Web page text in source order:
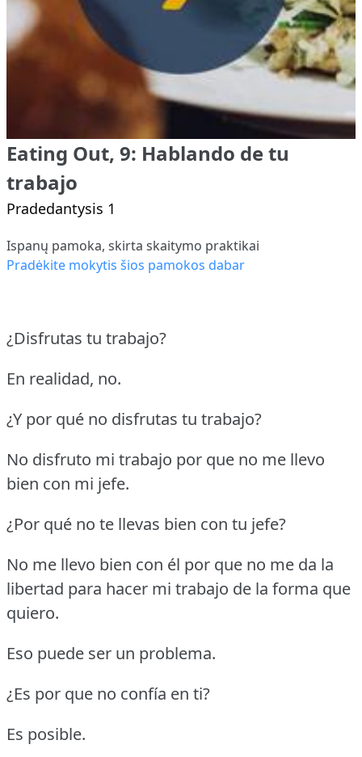
Eating Out, 9: Hablando de tu
trabajo
Pradedantysis 1
Ispanų pamoka, skirta skaitymo praktikai
Pradėkite mokytis šios pamokos dabar
¿Disfrutas tu trabajo?
En realidad, no.
¿Y por qué no disfrutas tu trabajo?
No disfruto mi trabajo por que no me llevo
bien con mi jefe.
¿Por qué no te llevas bien con tu jefe?
No me llevo bien con él por que no me da la
libertad para hacer mi trabajo de la forma que
quiero.
Eso puede ser un problema.
¿Es por que no confía en ti?
Es posible.